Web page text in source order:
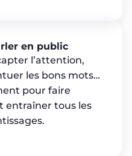
en public
l’attention,
les bons mots…
pour faire
entraîner tous les